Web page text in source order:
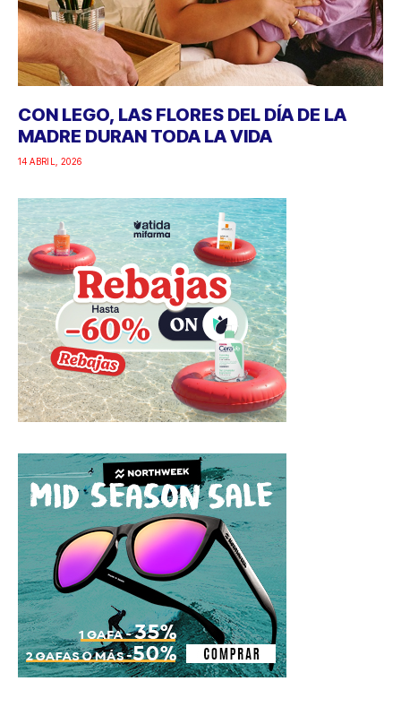
CON LEGO, LAS FLORES DEL DÍA DE LA
MADRE DURAN TODA LA VIDA
14 ABRIL, 2026